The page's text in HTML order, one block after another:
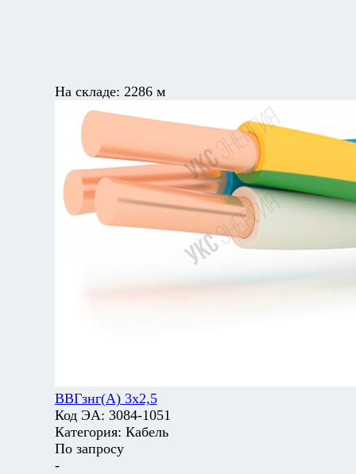
На складе: 2286 м
ВВГзнг(А) 3х2,5
Код ЭА: 3084-1051
Категория: Кабель
По запросу
-